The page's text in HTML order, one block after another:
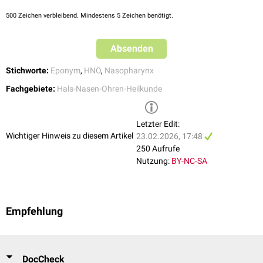
500 Zeichen verbleibend. Mindestens 5 Zeichen benötigt.
Absenden
Stichworte: Eponym, HNO, Nasopharynx
Fachgebiete: Hals-Nasen-Ohren-Heilkunde
Wichtiger Hinweis zu diesem Artikel
Letzter Edit:
23.02.2026, 17:48
250 Aufrufe
Nutzung: BY-NC-SA
Empfehlung
DocCheck